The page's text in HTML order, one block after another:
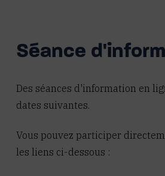
Séance
Des séances d'information en
dates suivantes.
Vous pouvez participer
les liens ci-dessous :